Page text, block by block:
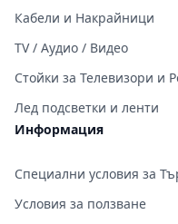
Кабели и Накрайници
TV / Аудио / Видео
Стойки за Телевизори и
Лед подсветки и ленти
Информация
Специални условия за
Условия за ползване